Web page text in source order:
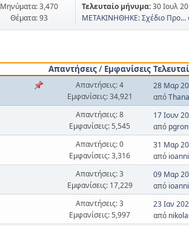
Μηνύματα: 3,470
Θέματα: 93
Τελευταίο μήνυμα:30 Ιουλ
ΜΕΤΑΚΙΝΗΘΗΚΕ: Σχέδιο Προ...
Απαντήσεις/ Εμφανίσεις
Απαντήσεις: 4
Εμφανίσεις: 34,921
28 Μαρ
από
Απαντήσεις: 8
Εμφανίσεις: 5,545
17 Ιουν
από
Απαντήσεις: 0
Εμφανίσεις: 3,316
31 Μαρ
από
Απαντήσεις: 3
Εμφανίσεις: 17,229
09 Μαρ
από
Απαντήσεις: 3
Εμφανίσεις: 5,997
23 Ιαν
από